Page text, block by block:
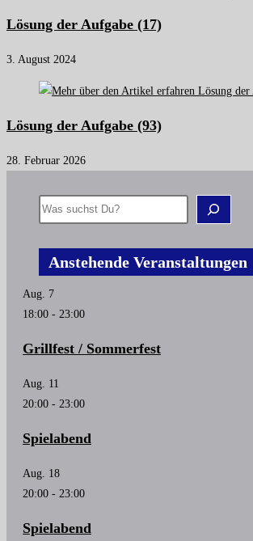
Lösung der Aufgabe (17)
3. August 2024
Lösung der Aufgabe (93)
28. Februar 2026
Anstehende Veranstaltungen
Aug. 7
18:00 - 23:00
Grillfest / Sommerfest
Aug. 11
20:00 - 23:00
Spielabend
Aug. 18
20:00 - 23:00
Spielabend